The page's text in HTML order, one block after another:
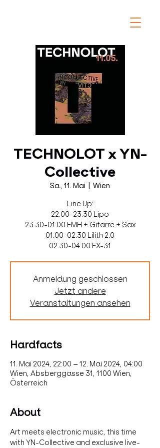
TECHNOLOT x YN-
Collective
Sa., 11. Mai
Wien
Line Up:
22.00-23.30 Lipo
23.30-01.00 FMH + Gitarre + Sax
01.00-02.30 Lilith 2.0
02.30-04.00 FX-31
Anmeldung geschlossen
Jetzt andere
Veranstaltungen ansehen
Hardfacts
11. Mai 2024, 22:00 – 12. Mai 2024, 04:00
Wien, Absberggasse 31, 1100 Wien,
Österreich
About
Art meets electronic music, this time
with YN-Collective and exclusive live-